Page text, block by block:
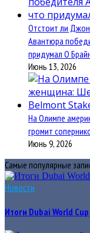
Отстоит ли Джон
Авантюра
придумал О
Июнь 13, 2026
На Олимпе
громит
Июнь 9, 2026
Самые популярные
Новости
Итоги Dubai World Cup